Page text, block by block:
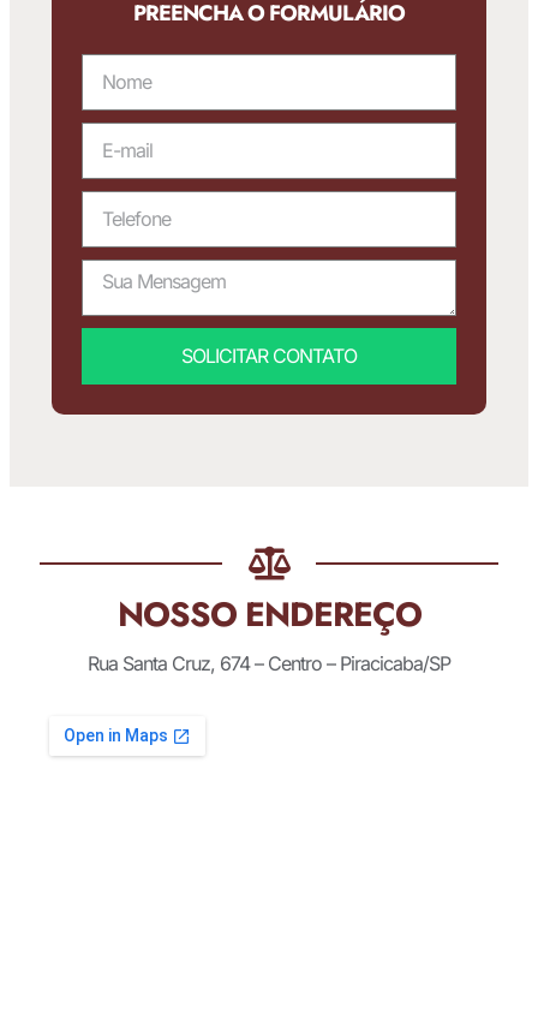
PREENCHA O FORMULÁRIO
SOLICITAR CONTATO
NOSSO ENDEREÇO
Rua Santa Cruz, 674 – Centro – Piracicaba/SP